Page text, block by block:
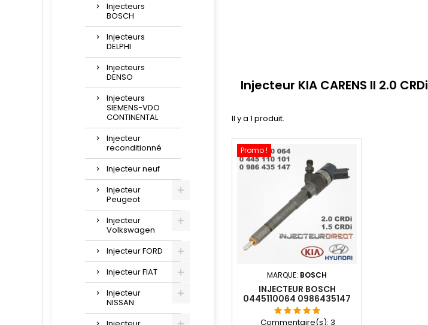
Injecteurs
BOSCH
Injecteurs
DELPHI
Injecteurs
DENSO
Injecteurs
SIEMENS-VDO
CONTINENTAL
Injecteur
reconditionné
Injecteur neuf
Injecteur
Peugeot
Injecteur
Volkswagen
Injecteur FORD
Injecteur FIAT
Injecteur
NISSAN
Injecteur KIA CARENS II 2.0 CRDi
Il y a 1 produit.
Promo !
MARQUE: BOSCH
INJECTEUR BOSCH
0445110064 0986435147
2.0CRDI 33800-27000
33800-27010
Commentaire(s): 3